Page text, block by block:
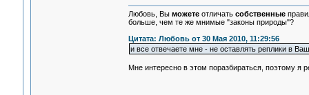
Любовь, Вы можетеотличать собственные
больше, чем те же мнимые "законы природы"?
Цитата: Любовь от 30 Мая 2010, 11:29:56
и все отвечаете мне - не оставлять реплики в
Мне интересно в этом поразбираться, поэтому я